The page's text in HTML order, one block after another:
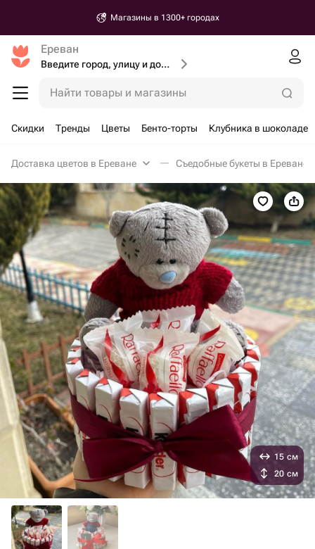
Магазины в 1300+ городах
Ереван
Введите город, улицу и дом доставки
Найти товары и магазины
Скидки Тренды Цветы Бенто-торты Клубника в шоколаде
Доставка цветов в Ереване Съедобные букеты в Ереване
15 см
20 см